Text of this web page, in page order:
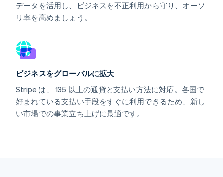
データを活用し、ビジネスを不正利用から守り、オーソ
リ率を高めましょう。
ビジネスをグローバルに拡大
Stripe は、 135 以上の通貨と支払い方法に対応。各国で
好まれている支払い手段をすぐに利用できるため、新し
い市場での事業立ち上げに最適です。